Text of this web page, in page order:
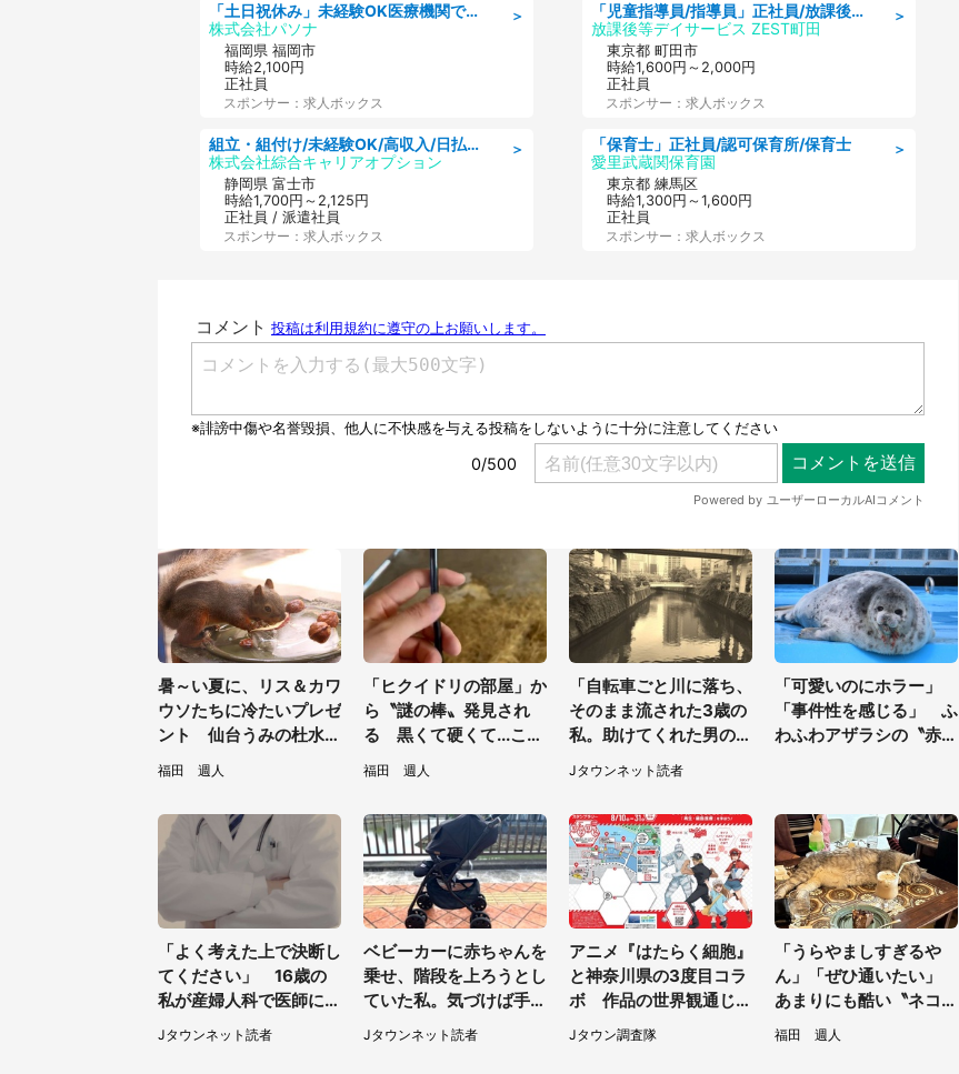
＞
「土日祝休み」未経験OK医療機関での治験コーディネーターのお仕事
株式会社パソナ
福岡県 福岡市
時給2,100円
正社員
スポンサー：求人ボックス
＞
組立・組付け/未経験OK/高収入/日払いOK/寮費無料/交替制
株式会社綜合キャリアオプション
静岡県 富士市
時給1,700円～2,125円
正社員 / 派遣社員
スポンサー：求人ボックス
＞
「児童指導員/指導員」正社員/放課後等デイサービス/児童指導員任用資格
放課後等デイサービス ZEST町田
東京都 町田市
時給1,600円～2,000円
正社員
スポンサー：求人ボックス
＞
「保育士」正社員/認可保育所/保育士
愛里武蔵関保育園
東京都 練馬区
時給1,300円～1,600円
正社員
スポンサー：求人ボックス
暑～い夏に、リス＆カワ
ウソたちに冷たいプレゼ
ント 仙台うみの杜水族
館の企画がやさしい【7
／31～8／23】
福田 週人
「ヒクイドリの部屋」か
ら〝謎の棒〟発見され
る 黒くて硬くて...これ
は何？動物園に聞く
福田 週人
「自転車ごと川に落ち、
そのまま流された3歳の
私。助けてくれた男の子
が私の母に言ったの
は...」（千葉県・20代
Jタウンネット読者
「可愛いのにホラー」
「事件性を感じる」 ふ
わふわアザラシの〝赤い
「よく考えた上で決断し
てください」 16歳の
私が産婦人科で医師に言
Jタウンネット読者
ベビーカーに赤ちゃんを
乗せ、階段を上ろうとし
ていた私。気づけば手か
らベビーカーが消えてい
て（神奈川県・60代女
Jタウンネット読者
アニメ『はたらく細胞』
と神奈川県の3度目コラ
ボ 作品の世界観通じて
「小児がん」学べる【8
／10～31※平日限定】
Jタウン調査隊
「うらやましすぎるや
ん」「ぜひ通いたい」
あまりにも酷い〝ネコハ
ラ〟受けられる喫茶店に
5.3万人驚がく
福田 週人